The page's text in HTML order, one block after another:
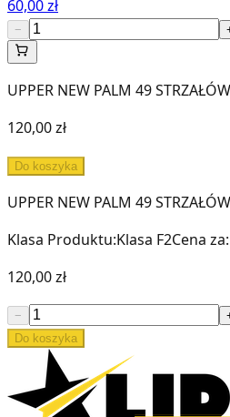
60,00 zł
−
UPPER NEW PALM 49
120,00 zł
Do koszyka
UPPER NEW PALM 49
Klasa Produktu:Klasa F2Cena za:
120,00 zł
−
Do koszyka